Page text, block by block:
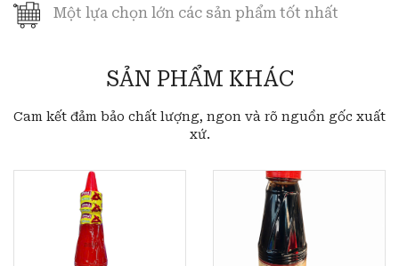
Một lựa chọn lớn các sản phẩm tốt nhất
SẢN PHẨM KHÁC
Cam kết đảm bảo chất lượng, ngon và rõ nguồn gốc xuất
xứ.